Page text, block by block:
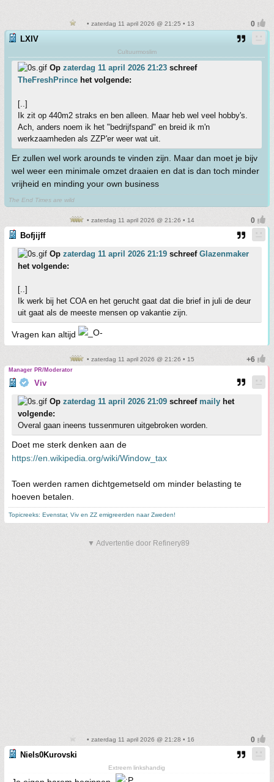
• zaterdag 11 april 2026 @ 21:25 • 13
LXIV
Cultuurmoslim
Op zaterdag 11 april 2026 21:23 schreef
TheFreshPrince het volgende:
[..]
Ik zit op 440m2 straks en ben alleen. Maar heb wel veel hobby's.
Ach, anders noem ik het "bedrijfspand" en breid ik m'n
werkzaamheden als ZZP'er weer wat uit.
Er zullen wel work arounds te vinden zijn. Maar dan moet je bijv
wel weer een minimale omzet draaien en dat is dan toch minder
vrijheid en minding your own business
The End Times are wild
• zaterdag 11 april 2026 @ 21:26 • 14
Bofjijff
Op zaterdag 11 april 2026 21:19 schreef Glazenmaker
het volgende:
[..]
Ik werk bij het COA en het gerucht gaat dat die brief in juli de deur
uit gaat als de meeste mensen op vakantie zijn.
Vragen kan altijd
• zaterdag 11 april 2026 @ 21:26 • 15
Manager PR/Moderator
Viv
Op zaterdag 11 april 2026 21:09 schreef maily het
volgende:
Overal gaan ineens tussenmuren uitgebroken worden.
Doet me sterk denken aan de
https://en.wikipedia.org/wiki/Window_tax
Toen werden ramen dichtgemetseld om minder belasting te
hoeven betalen.
Topicreeks: Evenstar, Viv en ZZ emigreerden naar Zweden!
▼ Advertentie door Refinery89
• zaterdag 11 april 2026 @ 21:28 • 16
Niels0Kurovski
Extreem linkshandig